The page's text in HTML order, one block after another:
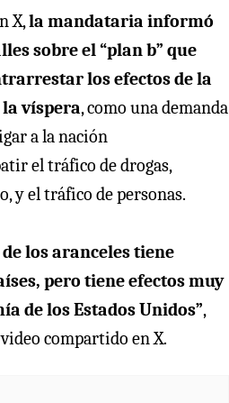
X,la mandataria informó
sobre el “plan b” que
los efectos de la
víspera, como una demanda
a la nación
el tráfico de drogas,
y el tráfico de personas.
los aranceles tiene
pero tiene efectos muy
de los Estados Unidos”,
compartido en X.